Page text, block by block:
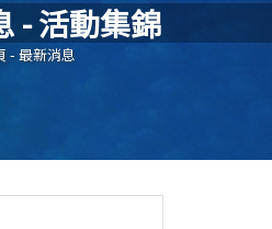
簡介)
- 活動集錦
這裡
- 最新消息